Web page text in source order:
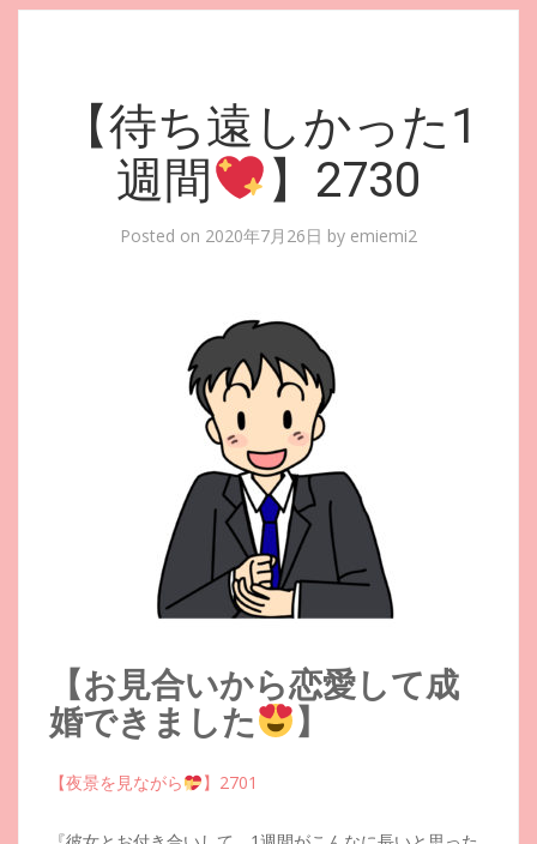
【待ち遠しかった1
週間
】2730
Posted on 2020年7月26日 by emiemi2
【お見合いから恋愛して成
婚できました
】
【夜景を見ながら 】2701